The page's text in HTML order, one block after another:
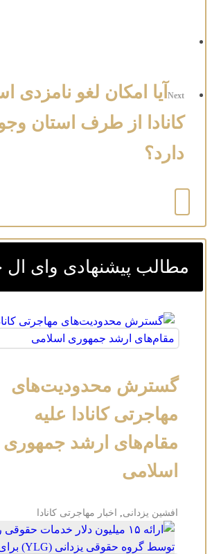
Next آیا امکان لغو نامزدی
کانادا از طرف استان
دارد؟
مطالب پیشنهادی وای
گسترش محدودیت‌های
مهاجرتی کانادا علیه
مقام‌های ارشد جمهوری
اسلامی
افشین یزدانی اخبار مهاجرتی کانادا